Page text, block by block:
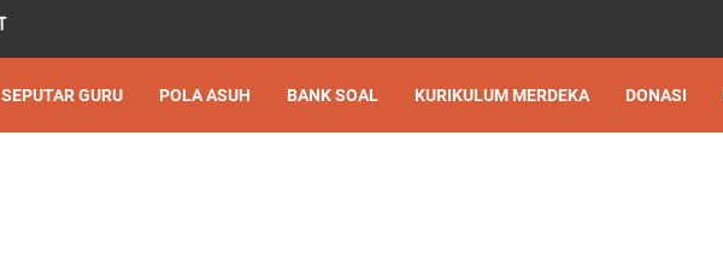
SEPUTAR GURU POLA ASUH BANK SOAL KURIKULUM MERDEKA DONASI